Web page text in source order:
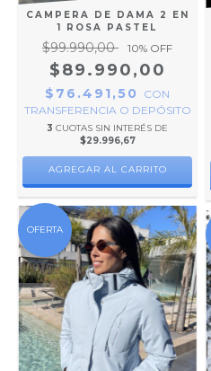
CAMPERA DE DAMA 2 EN
1 ROSA PASTEL
$99.990,00 10% OFF
$89.990,00
$76.491,50
CON
TRANSFERENCIA O DEPÓSITO
3 CUOTAS SIN INTERÉS DE
$29.996,67
AGREGAR AL CARRITO
OFERTA